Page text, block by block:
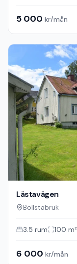
5 000 kr/mån
Lästavägen
Bollstabruk
3.5 rum 100 m²
6 000 kr/mån